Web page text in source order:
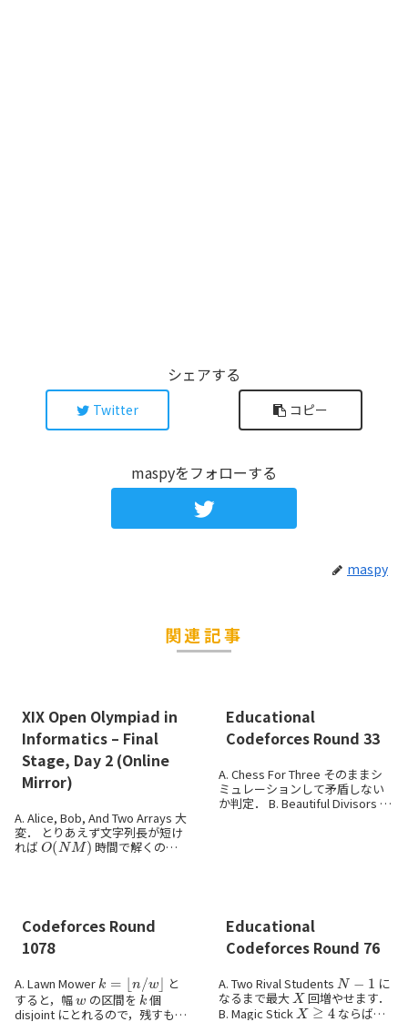
シェアする
Twitter コピー
maspyをフォローする
maspy
関連記事
XIX Open Olympiad in
Informatics – Final
Stage, Day 2 (Online
Mirror)
A. Alice, Bob, And Two Arrays 大
変． とりあえず文字列長が短け
れば
O(NM)
時間で解くのは
Educational
Codeforces Round 33
A. Chess For Three そのままシ
ミュレーションして矛盾しない
か判定． B. Beautiful Divisors 候
Codeforces Round
1078
A. Lawn Mower
n w⌋
と
すると，幅
w
の区間を
k
個
disjoint にとれるので，残すもの
k
Educational
Codeforces Round 76
A. Two Rival Students
に
なるまで最大
X
回増やせます．
B. Magic Stick
X ≧4
ならば何